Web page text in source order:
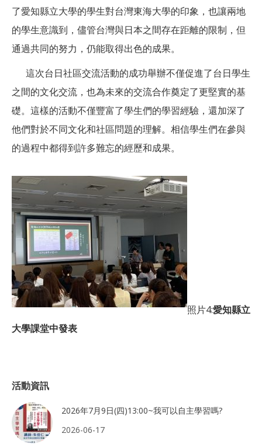
了愛知縣立大學的學生對台灣東海大學的印象，也讓兩地
的學生意識到，儘管台灣與日本之間存在距離的限制，但
通過共同的努力，仍能取得出色的成果。
這次台日社區交流活動的成功舉辦不僅促進了台日學生
之間的文化交流，也為未來的交流合作奠定了更堅實的基
礎。這樣的活動不僅豐富了學生們的學習經驗，還加深了
他們對於不同文化和社區問題的理解。相信學生們在參與
的過程中都得到許多難忘的經歷和成果。
照片4:愛知縣立
大學課堂中發表
活動資訊
2026年7月9日(四)13:00~我可以自主學習嗎?
2026-06-17